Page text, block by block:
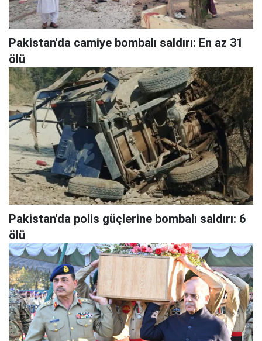
Pakistan'da camiye bombalı saldırı: En az 31
ölü
Pakistan'da polis güçlerine bombalı saldırı: 6
ölü